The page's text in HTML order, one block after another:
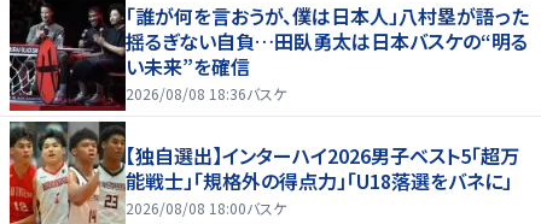
「誰が何を言おうが、僕は日本人」八村塁が語った
揺るぎない自負…田臥勇太は日本バスケの“明る
い未来”を確信
2026/08/08 18:36バスケ
【独自選出】インターハイ2026男子ベスト5「超万
能戦士」「規格外の得点力」「U18落選をバネに」
2026/08/08 18:00バスケ